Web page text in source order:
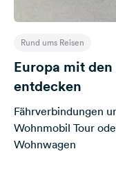
Rund ums Reisen
Europa mit
entdecken
Fährverbindungen
Wohnmobil Tour
Wohnwagen